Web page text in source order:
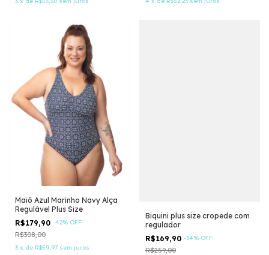
Maiô Azul Marinho Navy Alça
Regulável Plus Size
R$179,90 -42% OFF
R$308,00
3 x de R$59,97 sem juros
Biquini plus size cropede com
regulador
R$169,90 -34% OFF
R$259,00